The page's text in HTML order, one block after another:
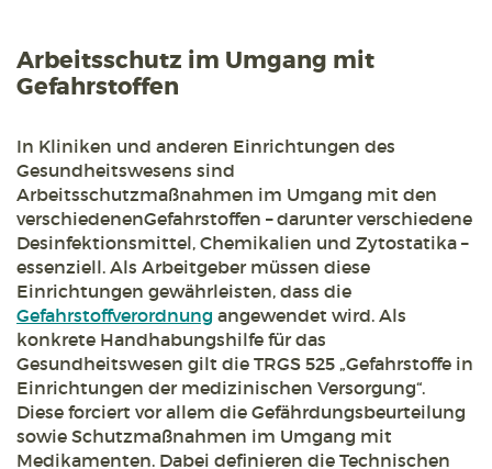
Arbeitsschutz im Umgang mit
Gefahrstoffen
In Kliniken und anderen Einrichtungen des
Gesundheitswesens sind
Arbeitsschutzmaßnahmen im Umgang mit den
verschiedenenGefahrstoffen ­– darunter verschiedene
Desinfektionsmittel, Chemikalien und Zytostatika –
essenziell. Als Arbeitgeber müssen diese
Einrichtungen gewährleisten, dass die
Gefahrstoffverordnung angewendet wird. Als
konkrete Handhabungshilfe für das
Gesundheitswesen gilt die TRGS 525 „Gefahrstoffe in
Einrichtungen der medizinischen Versorgung“.
Diese forciert vor allem die Gefährdungsbeurteilung
sowie Schutzmaßnahmen im Umgang mit
Medikamenten. Dabei definieren die Technischen